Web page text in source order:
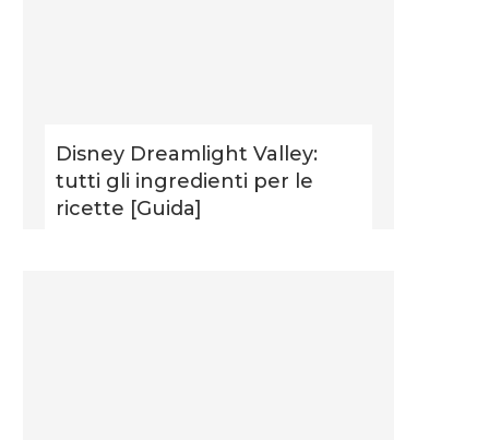
Disney Dreamlight Valley:
tutti gli ingredienti per le
ricette [Guida]